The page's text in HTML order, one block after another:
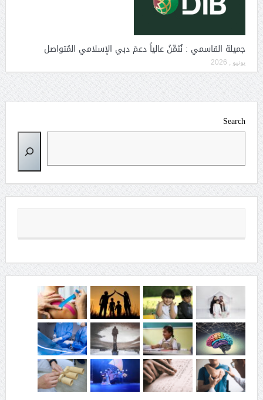
جميلة القاسمي : نُثمِّنُ عالياً دعمَ دبي الإسلامي المُتواصل
يونيو , 2026
Search